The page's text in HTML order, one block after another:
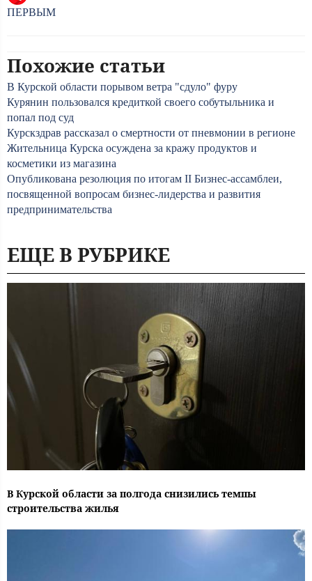
ПЕРВЫМ
Похожие статьи
В Курской области порывом ветра "сдуло" фуру
Курянин пользовался кредиткой своего собутыльника и
попал под суд
Курскздрав рассказал о смертности от пневмонии в регионе
Жительница Курска осуждена за кражу продуктов и
косметики из магазина
Опубликована резолюция по итогам II Бизнес-ассамблеи,
посвященной вопросам бизнес-лидерства и развития
предпринимательства
ЕЩЕ В РУБРИКЕ
В Курской области за полгода снизились темпы
строительства жилья